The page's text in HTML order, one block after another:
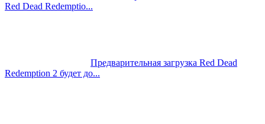
Red Dead Redemptio...
Предварительная загрузка Red Dead
Redemption 2 будет до...